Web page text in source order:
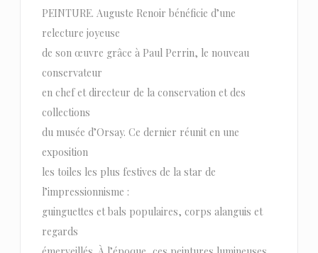
PEINTURE. Auguste Renoir bénéficie d’une
relecture joyeuse
de son œuvre grâce à Paul Perrin, le nouveau
conservateur
en chef et directeur de la conservation et des
collections
du musée d’Orsay. Ce dernier réunit en une
exposition
les toiles les plus festives de la star de
l’impressionnisme :
guinguettes et bals populaires, corps alanguis et
regards